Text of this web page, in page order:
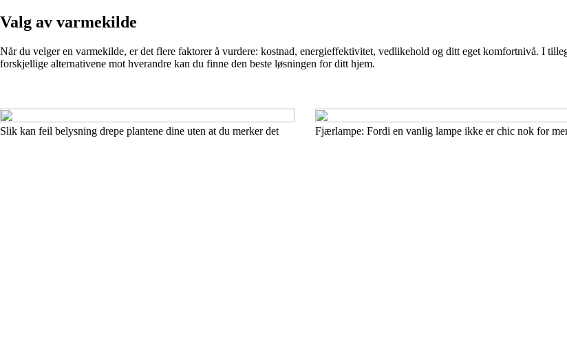
Valg av varmekilde
Når du velger en varmekilde, er det flere faktorer å vurdere: kostnad, energieffektivitet, vedlikehold og ditt eget komfortnivå. I
forskjellige alternativene mot hverandre kan du finne den beste løsningen for ditt hjem.
Slik kan feil belysning drepe plantene dine uten at du merker det Fjærlampe: Fordi en vanlig lampe ikke er chic nok for